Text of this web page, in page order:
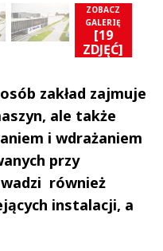
ZOBACZ
GALERIĘ
[19
ZDJĘĆ]
zakład zajmuje
ale także
i wdrażaniem
przy
również
instalacji, a